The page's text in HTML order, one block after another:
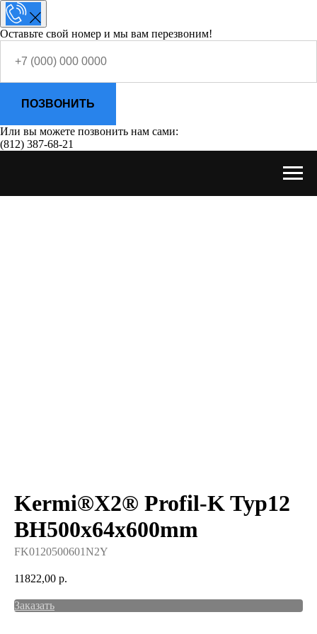
Оставьте свой номер и мы вам перезвоним!
ПОЗВОНИТЬ
Или вы можете позвонить нам сами:
(812) 387-68-21
Kermi®X2® Profil-K Typ12
BH500x64x600mm
FK0120500601N2Y
11822,00 р.
Заказать